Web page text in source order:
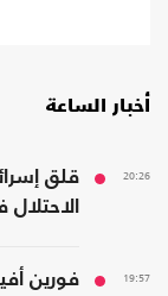
أخبار الساعة
20:26
قلق
19:57
فورين